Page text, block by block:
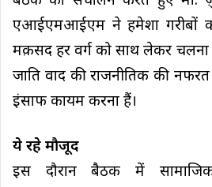
एआईएमआईएम ने हमेशा गरीबों का
मक़सद हर वर्ग को साथ लेकर
जाति वाद की राजनीतिक की
इंसाफ कायम करना हैं।
ये रहे मौजूद
इस दौरान बैठक में